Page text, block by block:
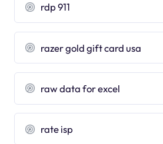
rdp 911
razer gold gift card usa
raw data for excel
rate isp